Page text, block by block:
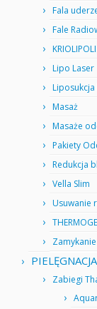
Fala
Fale
Lipo Laser
Liposukcja
Masaż
Masaże
Pakiety
Redukcja
Vella Slim
Usuwanie
Zabiegi